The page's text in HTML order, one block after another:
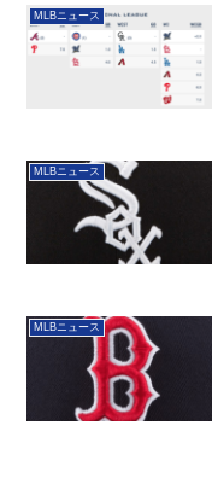
MLBニュース
MLBニュース
MLBニュース